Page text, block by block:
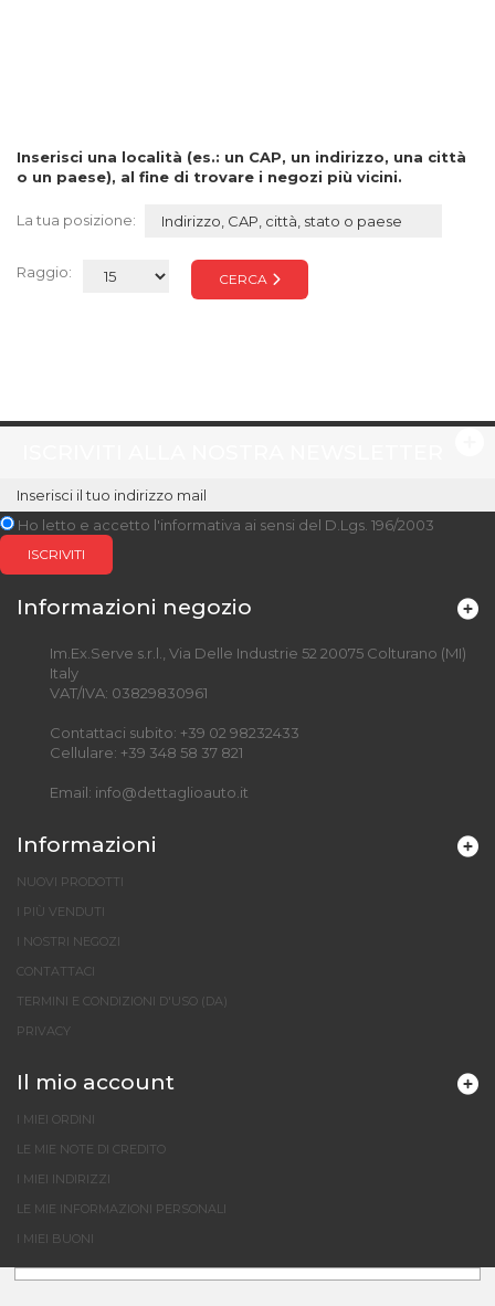
Inserisci una località (es.: un CAP, un indirizzo, una città
o un paese), al fine di trovare i negozi più vicini.
La tua posizione:
Raggio: CERCA
Ho letto e accetto l'informativa ai sensi del D.Lgs. 196/2003
ISCRIVITI
Informazioni negozio
Im.Ex.Serve s.r.l., Via Delle Industrie 52 20075 Colturano (MI)
Italy
VAT/IVA: 03829830961
Contattaci subito: +39 02 98232433
Cellulare: +39 348 58 37 821
Email: info@dettaglioauto.it
Informazioni
NUOVI PRODOTTI
I PIÙ VENDUTI
I NOSTRI NEGOZI
CONTATTACI
TERMINI E CONDIZIONI D'USO (DA)
PRIVACY
Il mio account
I MIEI ORDINI
LE MIE NOTE DI CREDITO
I MIEI INDIRIZZI
LE MIE INFORMAZIONI PERSONALI
I MIEI BUONI